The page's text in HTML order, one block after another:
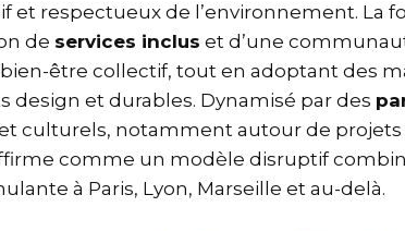
et respectueux de l’environnement. La
de services inclus et d’une
être collectif, tout en adoptant des
design et durables. Dynamisé par des
culturels, notamment autour de
comme un modèle disruptif
à Paris, Lyon, Marseille et au-delà.